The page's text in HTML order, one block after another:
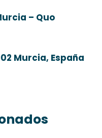
– Quo
Murcia, España